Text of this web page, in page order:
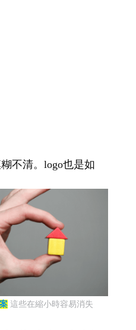
不清。logo也是如
這些在縮小時容易消失